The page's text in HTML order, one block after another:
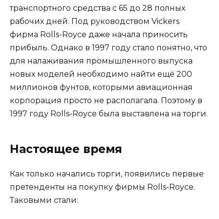
транспортного средства с 65 до 28 полных
рабочих дней. Под руководством Vickers
фирма Rolls-Royce даже начала приносить
прибыль. Однако в 1997 году стало понятно, что
для налаживания промышленного выпуска
новых моделей необходимо найти ещё 200
миллионов фунтов, которыми авиационная
корпорация просто не располагала. Поэтому в
1997 году Rolls-Royce была выставлена на торги.
Настоящее время
Как только начались торги, появились первые
претенденты на покупку фирмы Rolls-Royce.
Таковыми стали: